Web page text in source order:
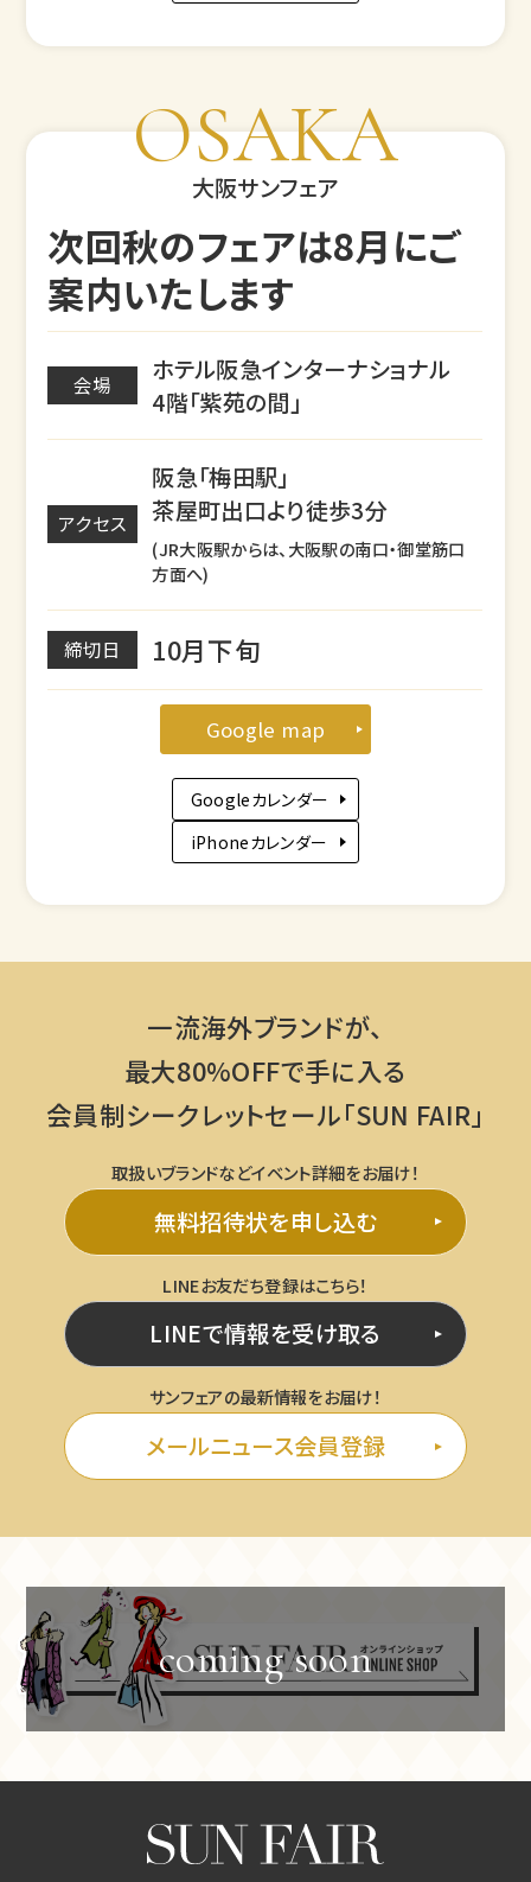
OSAKA
大阪サンフェア
次回秋のフェアは8月にご
案内いたします
会場
ホテル阪急インターナショナル
4階「紫苑の間」
アクセス
阪急「梅田駅」
茶屋町出口より徒歩3分
(JR大阪駅からは、大阪駅の南口・御堂筋口
方面へ)
締切日 10月下旬
Google map
Googleカレンダー
iPhoneカレンダー
一流海外ブランドが、
最大80%OFFで手に入る
会員制シークレットセール「SUN FAIR」
取扱いブランドなどイベント詳細をお届け！
LINEお友だち登録はこちら！
サンフェアの最新情報をお届け！
無料招待状を申し込む
LINEで情報を受け取る
メールニュース会員登録